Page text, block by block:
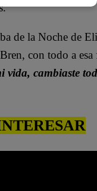
de la Noche de
con todo a
vida, cambiaste